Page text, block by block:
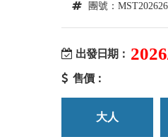
團號：
出發日期：
售價：
大人